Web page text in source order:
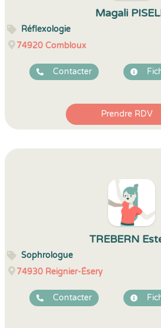
Magali
Réflexologie
74920 Combloux
Contacter
Prendre RDV
TREBERN
Sophrologue
74930 Reignier-Ésery
Contacter